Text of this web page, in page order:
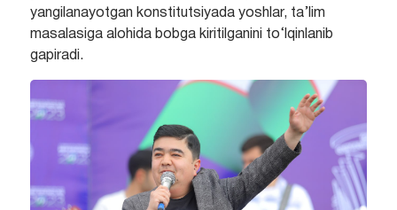
yangilanayotgan konstitutsiyada yoshlar, ta’lim
masalasiga alohida bobga kiritilganini to‘lqinlanib
gapiradi.